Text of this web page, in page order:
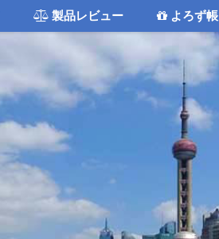
製品レビュー よろず帳